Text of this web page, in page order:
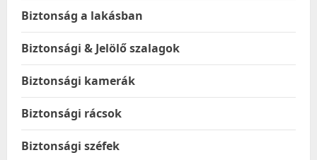
Biztonság a lakásban
Biztonsági & Jelölő szalagok
Biztonsági kamerák
Biztonsági rácsok
Biztonsági széfek